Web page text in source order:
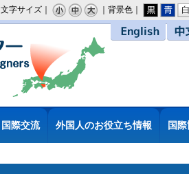
文字サイズ｜ ｜背景色｜
際交流 外国人のお役立ち情報 国